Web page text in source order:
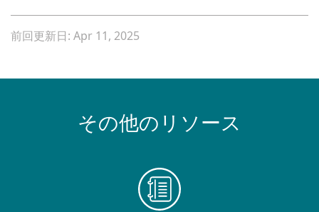
前回更新日: Apr 11, 2025
その他のリソース